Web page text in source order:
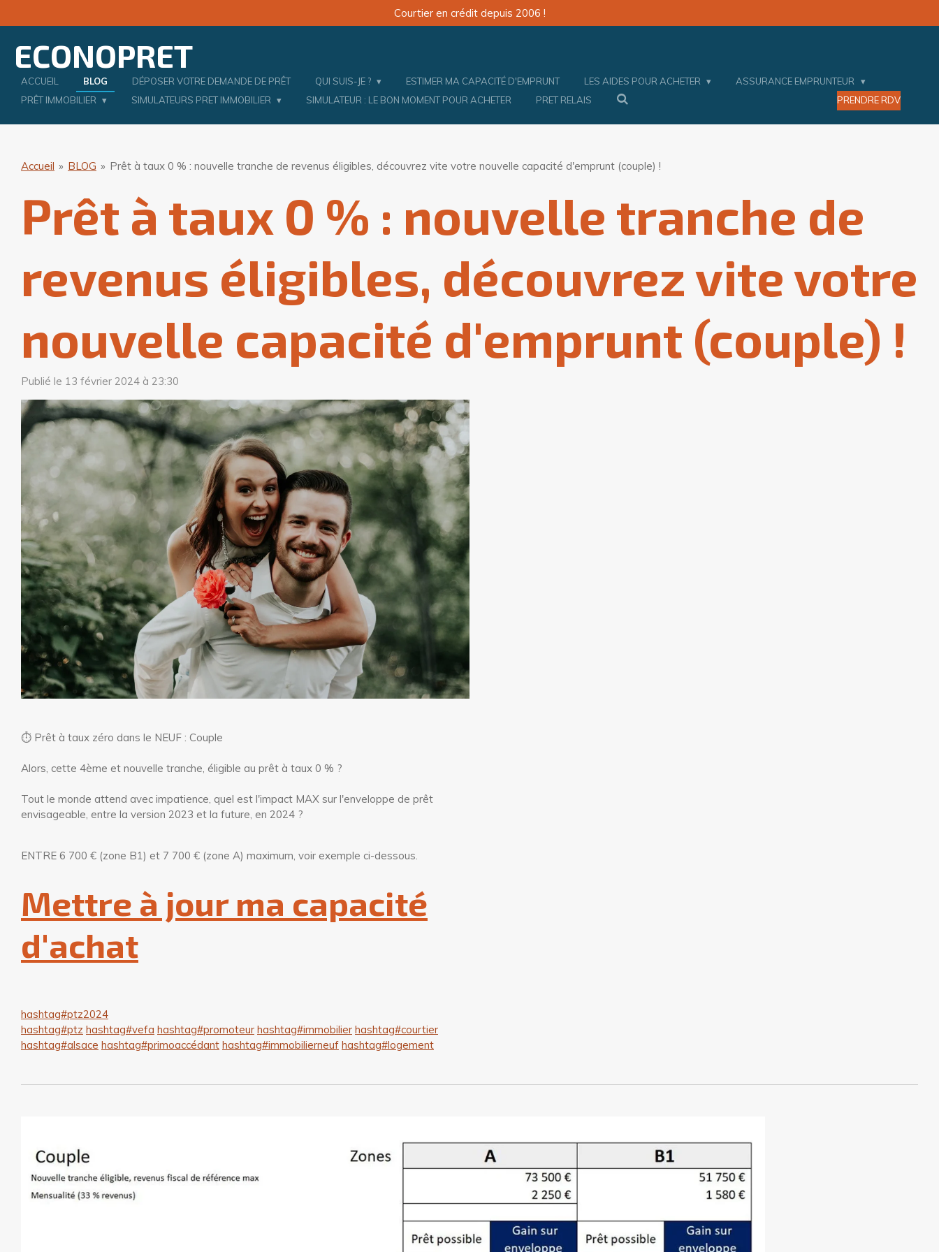
au
contenu
principal
Courtier en crédit depuis 2006 !
ECONOPRET
ACCUEIL BLOG DÉPOSER VOTRE DEMANDE DE PRÊT QUI SUIS-JE ? ESTIMER MA CAPACITÉ D'EMPRUNT LES AIDES POUR ACHETER
ASSURANCE EMPRUNTEUR
PRÊT IMMOBILIER
SIMULATEURS PRET IMMOBILIER SIMULATEUR : LE BON MOMENT POUR ACHETER PRET RELAIS PRENDRE RDV
Accueil » BLOG » Prêt à taux 0 % : nouvelle tranche de revenus éligibles, découvrez vite votre nouvelle capacité d'emprunt (couple) !
Prêt à taux 0 % : nouvelle tranche de
revenus éligibles, découvrez vite votre
nouvelle capacité d'emprunt (couple) !
Publié le 13 février 2024 à 23:30
⏱ Prêt à taux zéro dans le NEUF : Couple
Alors, cette 4ème et nouvelle tranche, éligible au prêt à taux 0 % ?
Tout le monde attend avec impatience, quel est l'impact MAX sur l'enveloppe de prêt
envisageable, entre la version 2023 et la future, en 2024 ?
ENTRE 6 700 € (zone B1) et 7 700 € (zone A) maximum, voir exemple ci-dessous.
Mettre à jour ma capacité
d'achat
hashtag#ptz2024
hashtag#ptz hashtag#vefa hashtag#promoteur hashtag#immobilier hashtag#courtier
hashtag#alsace hashtag#primoaccédant hashtag#immobilierneuf hashtag#logement